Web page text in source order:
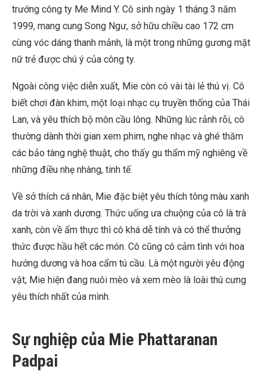
trướng công ty Me Mind Y. Cô sinh ngày 1 tháng 3 năm
1999, mang cung Song Ngư, sở hữu chiều cao 172 cm
cùng vóc dáng thanh mảnh, là một trong những gương mặt
nữ trẻ được chú ý của công ty.
Ngoài công việc diễn xuất, Mie còn có vài tài lẻ thú vị. Cô
biết chơi đàn khim, một loại nhạc cụ truyền thống của Thái
Lan, và yêu thích bộ môn cầu lông. Những lúc rảnh rỗi, cô
thường dành thời gian xem phim, nghe nhạc và ghé thăm
các bảo tàng nghệ thuật, cho thấy gu thẩm mỹ nghiêng về
những điều nhẹ nhàng, tinh tế.
Về sở thích cá nhân, Mie đặc biệt yêu thích tông màu xanh
da trời và xanh dương. Thức uống ưa chuộng của cô là trà
xanh, còn về ẩm thực thì cô khá dễ tính và có thể thưởng
thức được hầu hết các món. Cô cũng có cảm tình với hoa
hướng dương và hoa cẩm tú cầu. Là một người yêu động
vật, Mie hiện đang nuôi mèo và xem mèo là loài thú cưng
yêu thích nhất của mình.
Sự nghiệp của Mie Phattaranan
Padpai